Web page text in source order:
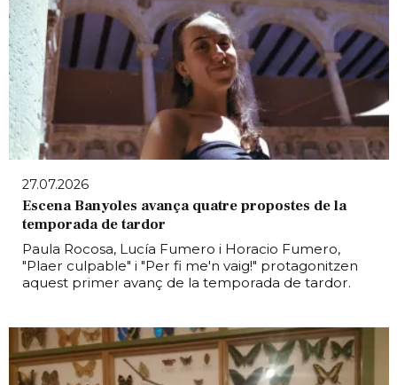
27.07.2026
Escena Banyoles avança quatre propostes de la
temporada de tardor
Paula Rocosa, Lucía Fumero i Horacio Fumero,
"Plaer culpable" i "Per fi me'n vaig!" protagonitzen
aquest primer avanç de la temporada de tardor.